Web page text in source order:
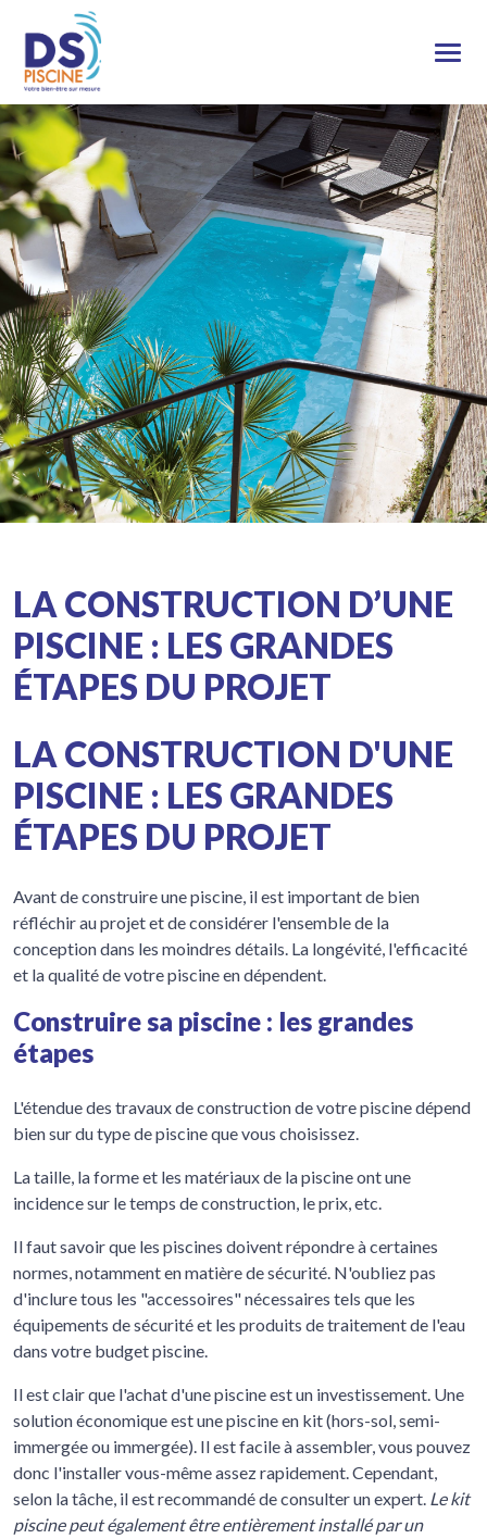
LA CONSTRUCTION D’UNE
PISCINE : LES GRANDES
ÉTAPES DU PROJET
LA CONSTRUCTION D'UNE
PISCINE : LES GRANDES
ÉTAPES DU PROJET
Avant de construire une piscine, il est important de bien
réfléchir au projet et de considérer l'ensemble de la
conception dans les moindres détails. La longévité, l'efficacité
et la qualité de votre piscine en dépendent.
Construire sa piscine : les grandes
étapes
L'étendue des travaux de construction de votre piscine dépend
bien sur du type de piscine que vous choisissez.
La taille, la forme et les matériaux de la piscine ont une
incidence sur le temps de construction, le prix, etc.
Il faut savoir que les piscines doivent répondre à certaines
normes, notamment en matière de sécurité. N'oubliez pas
d'inclure tous les "accessoires" nécessaires tels que les
équipements de sécurité et les produits de traitement de l'eau
dans votre budget piscine.
Il est clair que l'achat d'une piscine est un investissement. Une
solution économique est une piscine en kit (hors-sol, semi-
immergée ou immergée). Il est facile à assembler, vous pouvez
donc l'installer vous-même assez rapidement. Cependant,
selon la tâche, il est recommandé de consulter un expert. Le kit
piscine peut également être entièrement installé par un